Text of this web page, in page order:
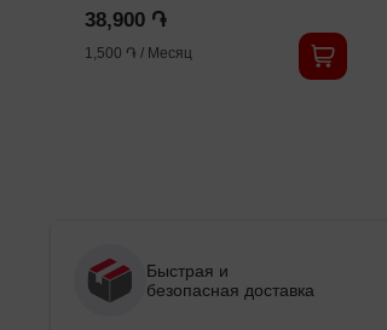
38,900 ֏
1,500 ֏ / Месяц
Быстрая и
безопасная доставка